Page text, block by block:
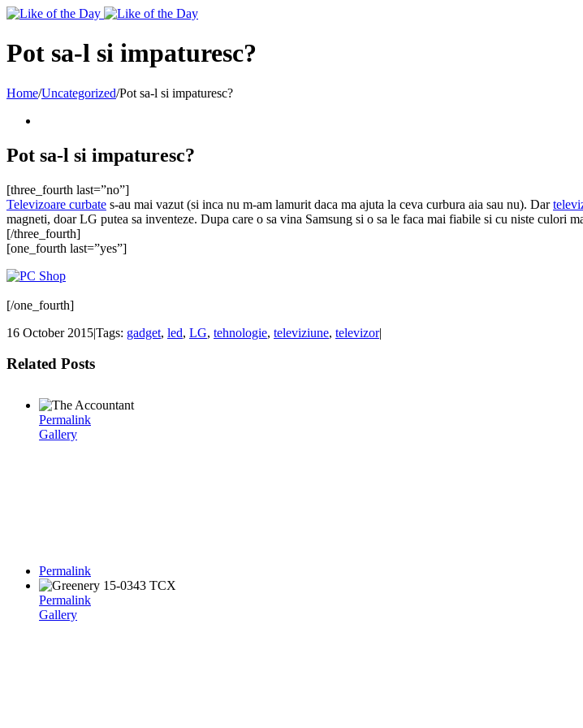
Toggle
Area
Pot sa-l si impaturesc?
Home/Uncategorized/Pot sa-l si impaturesc?
Pot sa-l si impaturesc?
[three_fourth last=”no”]
Televizoare curbate s-au mai vazut (si inca nu m-am lamurit daca ma ajuta la ceva curbura aia sau nu). Dar
magneti, doar LG putea sa inventeze. Dupa care o sa vina Samsung si o sa le faca mai fiabile si cu niste culori
[/three_fourth]
[one_fourth last=”yes”]
[/one_fourth]
16 October 2015|Tags: gadget, led, LG, tehnologie, televiziune, televizor|
Related Posts
Permalink
Gallery
Permalink
Permalink
Gallery